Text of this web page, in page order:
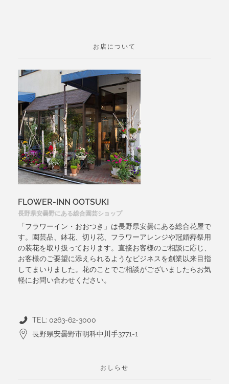
お店について
FLOWER-INN OOTSUKI
長野県安曇野にある総合園芸ショップ
「フラワーイン・おおつき」は長野県安曇にある総合花屋で
す。園芸品、鉢花、切り花、フラワーアレンジや冠婚葬祭用
の装花を取り扱っております。直接お客様のご相談に応じ、
お客様のご要望に添えられるようなビジネスを創業以来目指
してまいりました。花のことでご相談がございましたらお気
軽にお問い合わせください。
TEL: 0263-62-3000
長野県安曇野市明科中川手3771-1
おしらせ